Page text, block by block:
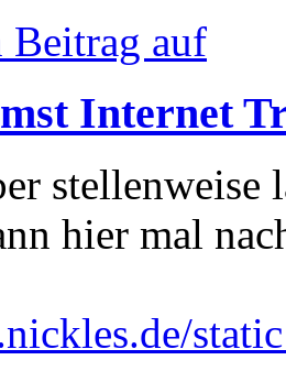
Beitrag auf
Internet
stellenweise
hier mal